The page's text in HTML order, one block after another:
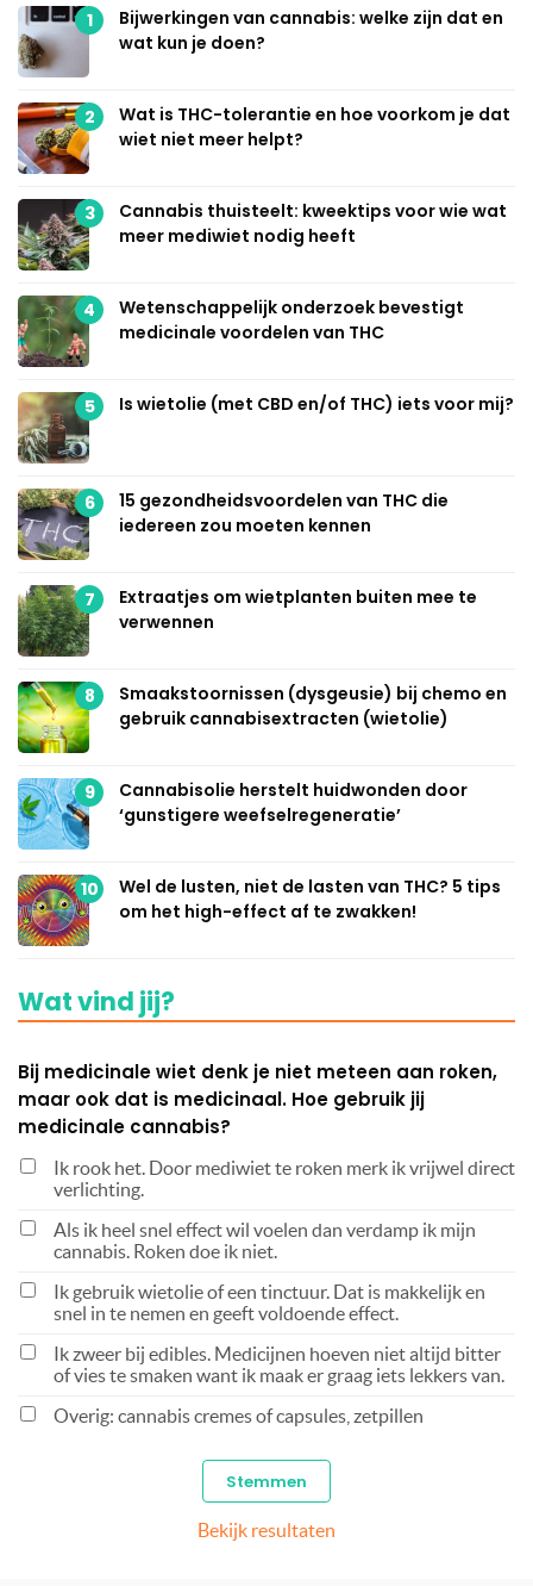
1
Bijwerkingen van cannabis: welke zijn dat en
wat kun je doen?
2
Wat is THC-tolerantie en hoe voorkom je dat
wiet niet meer helpt?
3
Cannabis thuisteelt: kweektips voor wie wat
meer mediwiet nodig heeft
4
Wetenschappelijk onderzoek bevestigt
medicinale voordelen van THC
5 Is wietolie (met CBD en/of THC) iets voor mij?
6
15 gezondheidsvoordelen van THC die
iedereen zou moeten kennen
7
Extraatjes om wietplanten buiten mee te
verwennen
8
Smaakstoornissen (dysgeusie) bij chemo en
gebruik cannabisextracten (wietolie)
9
Cannabisolie herstelt huidwonden door
‘gunstigere weefselregeneratie’
10
Wel de lusten, niet de lasten van THC? 5 tips
om het high-effect af te zwakken!
Wat vind jij?
Bij medicinale wiet denk je niet meteen aan roken,
maar ook dat is medicinaal. Hoe gebruik jij
medicinale cannabis?
Ik rook het. Door mediwiet te roken merk ik vrijwel direct
verlichting.
Als ik heel snel effect wil voelen dan verdamp ik mijn
cannabis. Roken doe ik niet.
Ik gebruik wietolie of een tinctuur. Dat is makkelijk en
snel in te nemen en geeft voldoende effect.
Ik zweer bij edibles. Medicijnen hoeven niet altijd bitter
of vies te smaken want ik maak er graag iets lekkers van.
Overig: cannabis cremes of capsules, zetpillen
Bekijk resultaten